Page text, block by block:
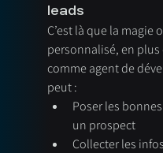
leads
C’est là que la magie
personnalisé, en
comme agent de
peut :
Poser les
un prospect
Collecter les